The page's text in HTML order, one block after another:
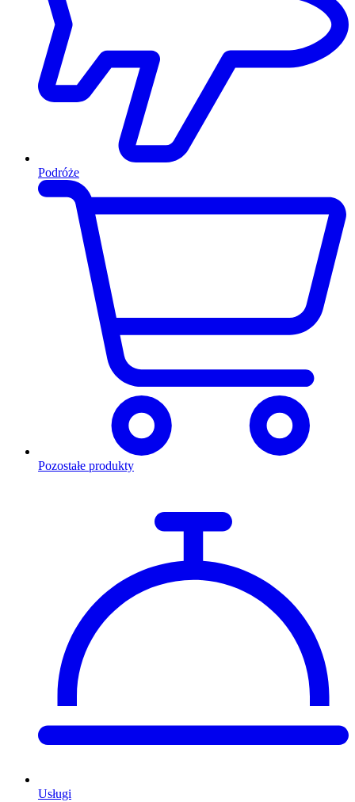
Podróże
Pozostałe produkty
Usługi